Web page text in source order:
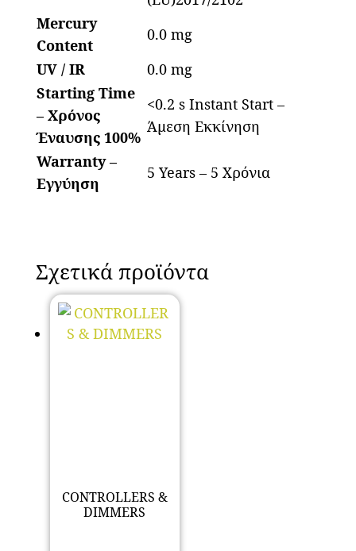
Mercury
Content
0.0 mg
UV / IR
0.0 mg
Starting Time
– Χρόνος
Έναυσης 100%
<0.2 s Instant Start –
Άμεση Εκκίνηση
Warranty –
Εγγύηση
5 Years – 5 Χρόνια
Σχετικά προϊόντα
CONTROLLERS &
DIMMERS